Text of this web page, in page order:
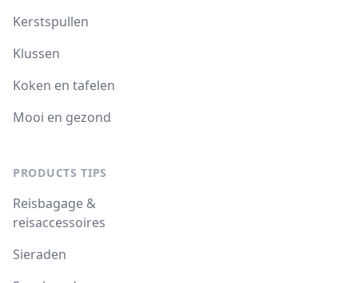
Kerstspullen
Klussen
Koken en tafelen
Mooi en gezond
PRODUCTS TIPS
Reisbagage &
reisaccessoires
Sieraden